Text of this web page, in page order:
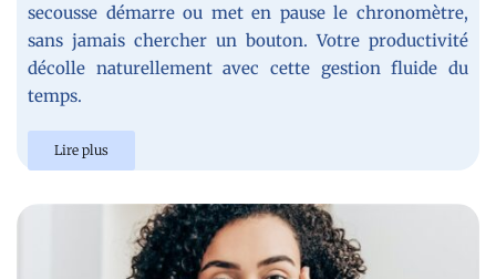
secousse démarre ou met en pause le chronomètre,
sans jamais chercher un bouton. Votre productivité
décolle naturellement avec cette gestion fluide du
temps.
Lire plus